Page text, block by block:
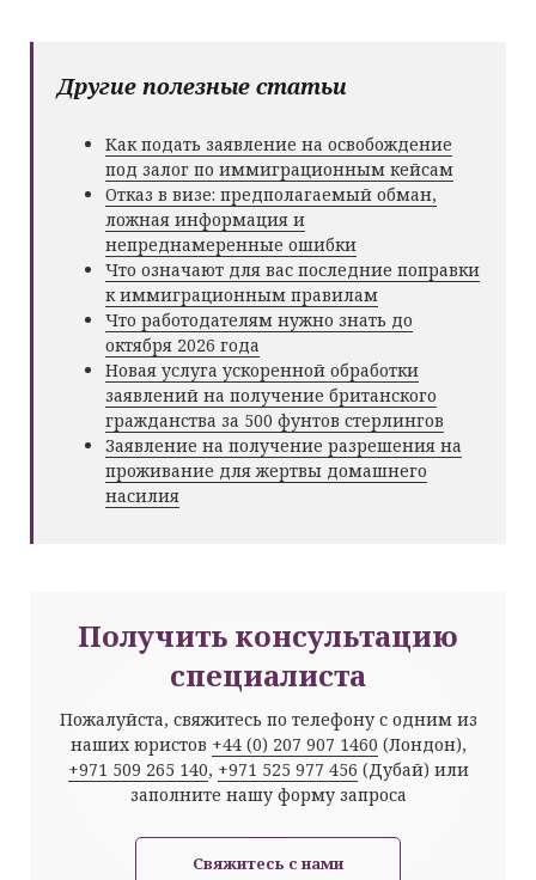
Другие полезные статьи
Как подать заявление на освобождение
под залог по иммиграционным кейсам
Отказ в визе: предполагаемый обман,
ложная информация и
непреднамеренные ошибки
Что означают для вас последние поправки
к иммиграционным правилам
Что работодателям нужно знать до
октября 2026 года
Новая услуга ускоренной обработки
заявлений на получение британского
гражданства за 500 фунтов стерлингов
Заявление на получение разрешения на
проживание для жертвы домашнего
насилия
Получить консультацию
специалиста
Пожалуйста, свяжитесь по телефону с одним из
наших юристов +44 (0) 207 907 1460 (Лондон),
+971 509 265 140, +971 525 977 456 (Дубай) или
заполните нашу форму запроса
Свяжитесь с нами